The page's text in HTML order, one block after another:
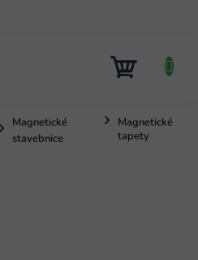
KOŠÍK
Magnetické
stavebnice
Magnetické
tapety